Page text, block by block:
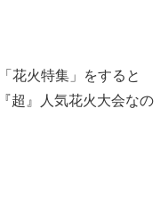
花火特集」をすると
超』人気花火大会なの